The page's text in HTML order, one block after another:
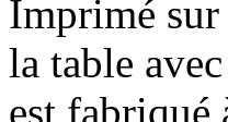
Imprimé
la table
est fabriqué